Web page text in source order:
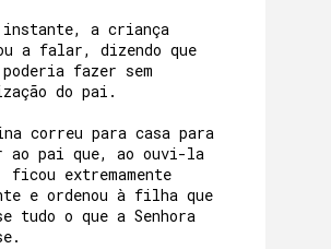
instante, a criança
a falar, dizendo que
fazer sem
do pai.
correu para casa para
ao pai que, ao ouvi-la
extremamente
e ordenou à filha que
tudo o que a Senhora